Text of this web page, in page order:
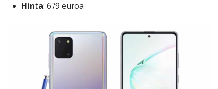
Hinta: 679 euroa